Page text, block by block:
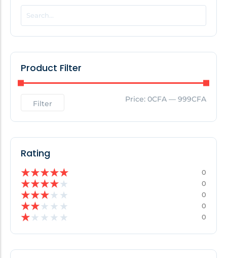
POPULAR THIS WEEK
No Posts Found!
No Posts Found!
Product Filter
Filter Price: 0CFA — 999CFA
Rating
★★★★★ 0
★★★★★ 0
★★★★ ★ 0
★★★ ★ ★ 0
★★ ★ ★ ★ 0